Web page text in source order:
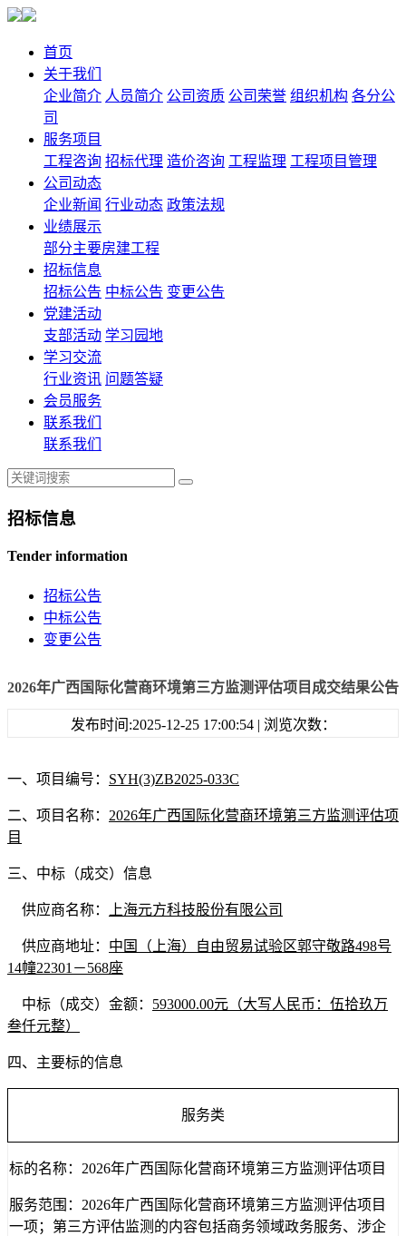
首页
关于我们
企业简介 人员简介 公司资质 公司荣誉 组织机构 各分公
司
服务项目
工程咨询 招标代理 造价咨询 工程监理 工程项目管理
公司动态
企业新闻 行业动态 政策法规
业绩展示
部分主要房建工程
招标信息
招标公告 中标公告 变更公告
党建活动
支部活动 学习园地
学习交流
行业资讯 问题答疑
会员服务
联系我们
联系我们
招标信息
Tender information
招标公告
中标公告
变更公告
2026年广西国际化营商环境第三方监测评估项目成交结果公告
发布时间:2025-12-25 17:00:54 | 浏览次数：
一、项目编号： SYH(3)ZB2025-033C
二、项目名称： 2026年广西国际化营商环境第三方监测评估项
目
三、中标（成交）信息
供应商名称： 上海元方科技股份有限公司
供应商地址： 中国（上海）自由贸易试验区郭守敬路498号
14幢22301－568座
中标（成交）金额： 593000.00元（大写人民币：伍拾玖万
叁仟元整）
四、主要标的信息
服务类
标的名称： 2026年广西国际化营商环境第三方监测评估项目
服务范围： 2026年广西国际化营商环境第三方监测评估项目
一项；第三方评估监测的内容包括商务领域政务服务、涉企